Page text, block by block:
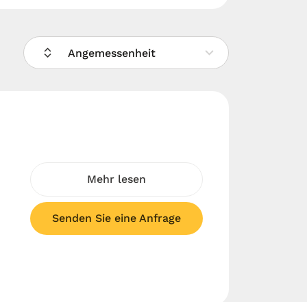
Angemessenheit
Mehr lesen
Senden Sie eine Anfrage